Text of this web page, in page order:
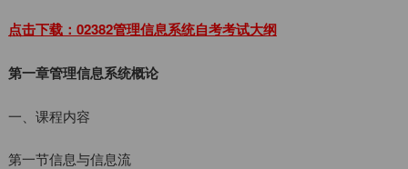
点击下载：02382管理信息系统自考考试大纲
第一章管理信息系统概论
一、课程内容
第一节信息与信息流